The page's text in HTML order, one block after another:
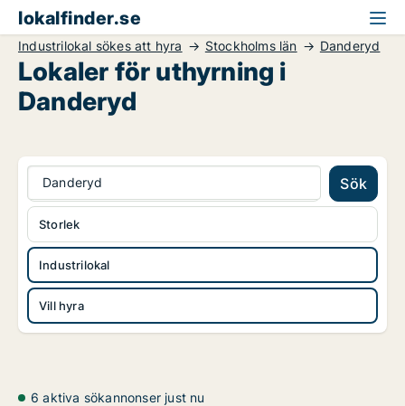
lokalfinder.se
Industrilokal sökes att hyra Stockholms län Danderyd
Lokaler för uthyrning i
Danderyd
Danderyd Sök
Industrilokal
Vill hyra
Storlek
6 aktiva sökannonser just nu